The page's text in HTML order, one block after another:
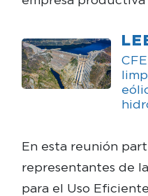
En esta reunión
representantes de
para el Uso